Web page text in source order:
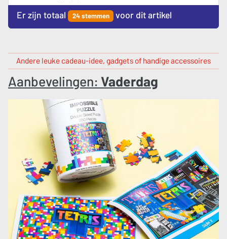
Er zijn totaal 24 stemmen voor dit artikel
Andere leuke cadeau-idee, gadgets of handige accessoires
Aanbevelingen: Vaderdag